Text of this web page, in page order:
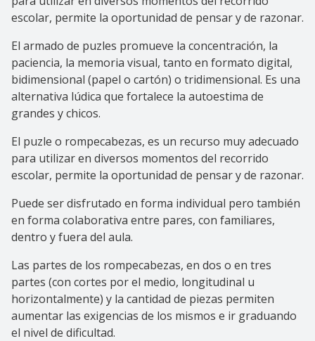
escolar, permite la oportunidad de pensar y de razonar.
El armado de puzles promueve la concentración, la
paciencia, la memoria visual, tanto en formato digital,
bidimensional (papel o cartón) o tridimensional. Es una
alternativa lúdica que fortalece la autoestima de
grandes y chicos.
El puzle o rompecabezas, es un recurso muy adecuado
para utilizar en diversos momentos del recorrido
escolar, permite la oportunidad de pensar y de razonar.
Puede ser disfrutado en forma individual pero también
en forma colaborativa entre pares, con familiares,
dentro y fuera del aula.
Las partes de los rompecabezas, en dos o en tres
partes (con cortes por el medio, longitudinal u
horizontalmente) y la cantidad de piezas permiten
aumentar las exigencias de los mismos e ir graduando
el nivel de dificultad.